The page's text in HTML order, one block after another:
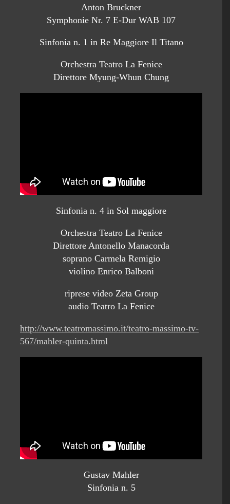
Anton Bruckner
Symphonie Nr. 7 E-Dur WAB 107
Sinfonia n. 1 in Re Maggiore Il Titano
Orchestra Teatro La Fenice
Direttore Myung-Whun Chung
Sinfonia n. 4 in Sol maggiore
Orchestra Teatro La Fenice
Direttore Antonello Manacorda
soprano Carmela Remigio
violino Enrico Balboni
riprese video Zeta Group
audio Teatro La Fenice
http://www.teatromassimo.it/teatro-massimo-tv-
567/mahler-quinta.html
Gustav Mahler
Sinfonia n. 5